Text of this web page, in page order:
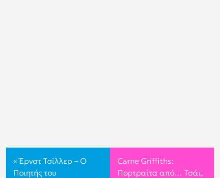
«Έρνστ Τσίλλερ – Ο
Ποιητής του
Carne Griffiths:
Πορτραίτα από… Τσάι,